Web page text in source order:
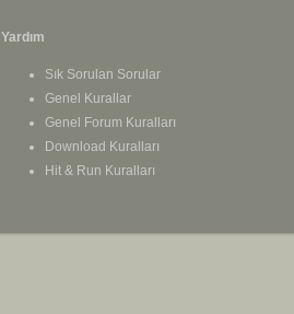
Yardım
Sık Sorulan Sorular
Genel Kurallar
Genel Forum Kuralları
Download Kuralları
Hit & Run Kuralları